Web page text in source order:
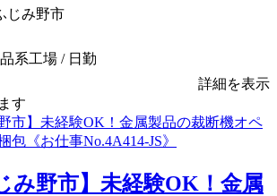
じみ野市
系工場 / 日勤
詳細を表示
す
み野市】未経験OK！金属